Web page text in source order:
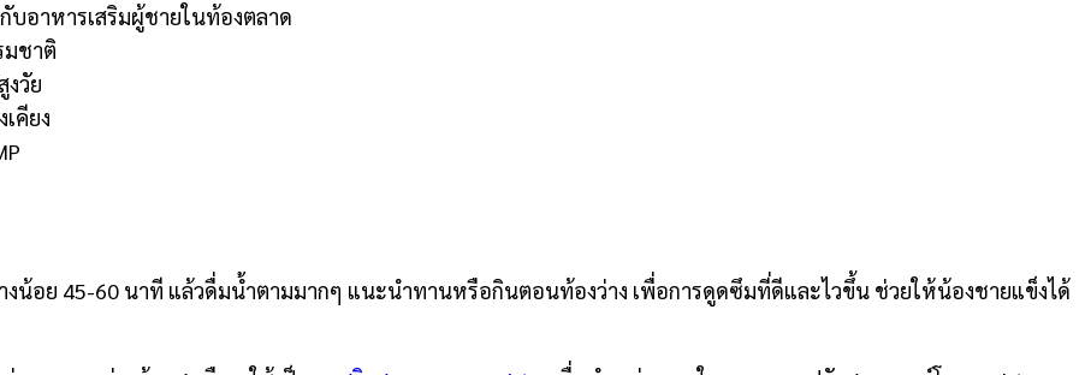
บอาหารเสริมผู้ชายในท้องตลาด
มชาติ
วัย
คียง
น้อย 45-60 นาที แล้วดื่มน้ำตามมากๆ แนะนำทานหรือกินตอนท้องว่าง เพื่อการดูดซึมที่ดีและไวขึ้น ช่วยให้น้องชายแข็งได้